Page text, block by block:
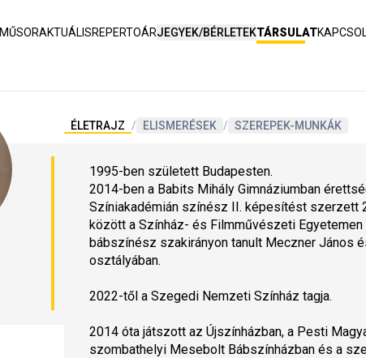
MŰSORAKTUÁLISREPERTOÁRJEGYEK/BÉRLETEKTÁRSULAT
ÉLETRAJZ / ELISMERÉSEK / SZEREPEK-MUNKÁK
1995-ben született Budapesten.
2014-ben a Babits Mihály Gimnáziumban
Színiakadémián színész II. képesítést szerzett
között a Színház- és Filmművészeti
bábszínész szakirányon tanult Meczner János
osztályában.
2022-től a Szegedi Nemzeti Színház tagja.
2014 óta játszott az Újszínházban, a Pesti
szombathelyi Mesebolt Bábszínházban és a